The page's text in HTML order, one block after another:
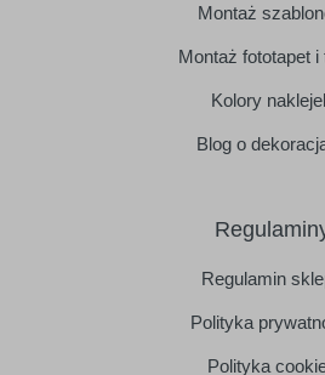
Montaż
Montaż fototapet i
Kolory
Blog o
Regulamin
Polityka
Polityka